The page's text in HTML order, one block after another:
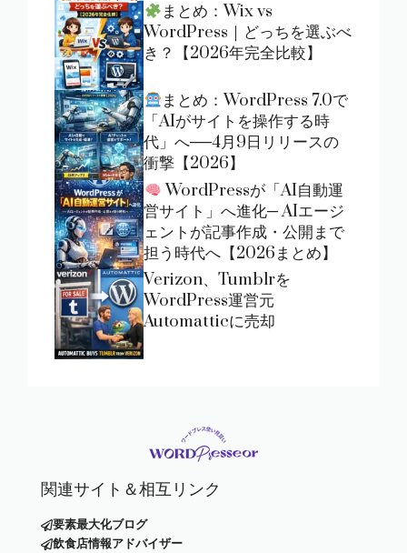
まとめ：Wix vs
WordPress｜どっちを選ぶべ
き？【2026年完全比較】
まとめ：WordPress 7.0で
「AIがサイトを操作する時
代」へ──4月9日リリースの
衝撃【2026】
WordPressが「AI自動運
営サイト」へ進化─ AIエージ
ェントが記事作成・公開まで
担う時代へ【2026まとめ】
Verizon、Tumblrを
WordPress運営元
Automatticに売却
関連サイト＆相互リンク
要素最大化ブログ
飲食店情報アドバイザー